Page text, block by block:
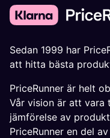
Sedan 1999 har
att hitta bästa
PriceRunner är helt
Vår vision är att vara
jämförelse av
PriceRunner en del